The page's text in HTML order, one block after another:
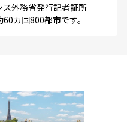
外務省発行記者証所
カ国800都市です。